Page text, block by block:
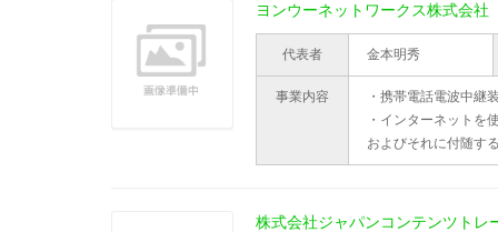
ヨンウーネットワークス株式会社
代表者 金本明秀
事業内容
・携帯電話電波中継
・インターネットを
およびそれに付随す
株式会社ジャパンコンテンツトレ